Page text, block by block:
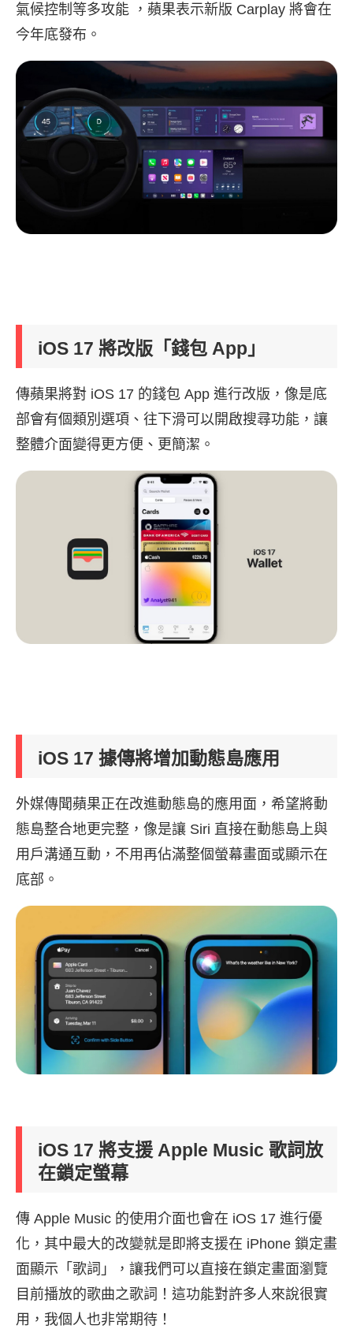
氣候控制等多攻能 ，蘋果表示新版 Carplay 將會在
今年底發布。
iOS 17 將改版「錢包 App」
傳蘋果將對 iOS 17 的錢包 App 進行改版，像是底
部會有個類別選項、往下滑可以開啟搜尋功能，讓
整體介面變得更方便、更簡潔。
iOS 17 據傳將增加動態島應用
外媒傳聞蘋果正在改進動態島的應用面，希望將動
態島整合地更完整，像是讓 Siri 直接在動態島上與
用戶溝通互動，不用再佔滿整個螢幕畫面或顯示在
底部。
iOS 17 將支援 Apple Music 歌詞放
在鎖定螢幕
傳 Apple Music 的使用介面也會在 iOS 17 進行優
化，其中最大的改變就是即將支援在 iPhone 鎖定畫
面顯示「歌詞」，讓我們可以直接在鎖定畫面瀏覽
目前播放的歌曲之歌詞！這功能對許多人來說很實
用，我個人也非常期待！